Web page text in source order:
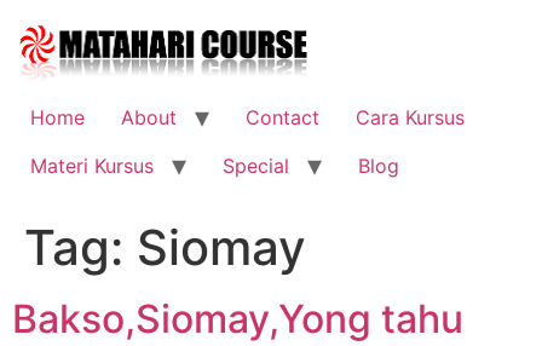
content
Home
About Contact
Cara Kursus
Materi Kursus
Special Blog
Tag: Siomay
Bakso,Siomay,Yong tahu